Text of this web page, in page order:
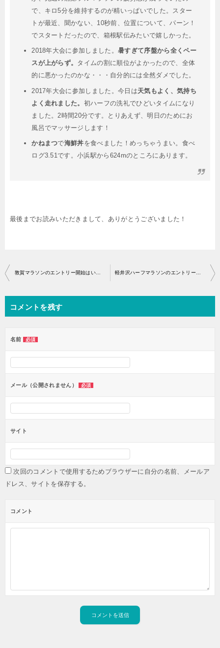
で、キロ5分を維持するのが精いっぱいでした。スター
トが最近、聞かない、10秒前、位置について、パーン！
でスタートだったので、箱根駅伝みたいで嬉しかった。
2018年大会に参加しました。 暑すぎて序盤から全くペー
スが上がらず。
タイムの割に順位がよかったので、全体
的に悪かったのかな・・・自分的には全然ダメでした。
2017年大会に参加しました。今日は天気もよく、気持ち
よく走れました。 初ハーフの洗礼でひどいタイムになり
ました。2時間20分です。とりあえず、明日のためにお
風呂でマッサージします！
かねまつで海鮮丼を食べました！めっちゃうまい。食べ
ログ3.51です。小浜駅から624mのところにあります。
最後までお読みいただきまして、ありがとうございました！
投
稿
ナ
ビ
シ
ョ
ン
敦賀マラソンのエントリー開始はいつから？ 軽井沢ハーフマラソンのエントリー開始はいつから？
コメントを残す
名前 必須
メール（公開されません） 必須
サイト
次回のコメントで使用するためブラウザーに自分の名前、メールア
ドレス、サイトを保存する。
コメント